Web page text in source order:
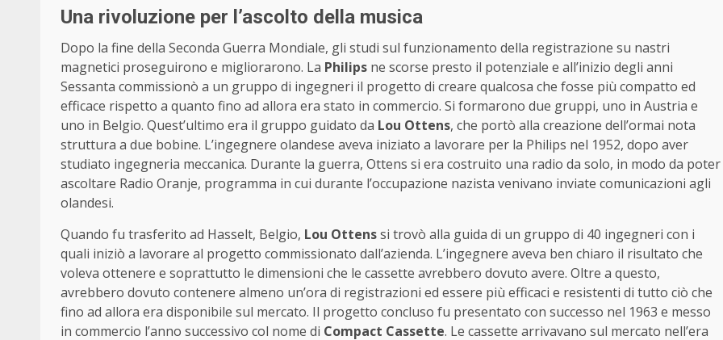
Una rivoluzione per l’ascolto della musica
Dopo la fine della Seconda Guerra Mondiale, gli studi sul funzionamento della registrazione su nastri
magnetici proseguirono e migliorarono. La Philips ne scorse presto il potenziale e all’inizio degli anni
Sessanta commissionò a un gruppo di ingegneri il progetto di creare qualcosa che fosse più compatto ed
efficace rispetto a quanto fino ad allora era stato in commercio. Si formarono due gruppi, uno in Austria e
uno in Belgio. Quest’ultimo era il gruppo guidato da Lou Ottens, che portò alla creazione dell’ormai nota
struttura a due bobine. L’ingegnere olandese aveva iniziato a lavorare per la Philips nel 1952, dopo aver
studiato ingegneria meccanica. Durante la guerra, Ottens si era costruito una radio da solo, in modo da poter
ascoltare Radio Oranje, programma in cui durante l’occupazione nazista venivano inviate comunicazioni agli
olandesi.
Quando fu trasferito ad Hasselt, Belgio, Lou Ottenssi trovò alla guida di un gruppo di 40 ingegneri con i
quali iniziò a lavorare al progetto commissionato dall’azienda. L’ingegnere aveva ben chiaro il risultato che
voleva ottenere e soprattutto le dimensioni che le cassette avrebbero dovuto avere. Oltre a questo,
avrebbero dovuto contenere almeno un’ora di registrazioni ed essere più efficaci e resistenti di tutto ciò che
fino ad allora era disponibile sul mercato. Il progetto concluso fu presentato con successo nel 1963 e messo
in commercio l’anno successivo col nome di Compact Cassette. Le cassette arrivavano sul mercato nell’era